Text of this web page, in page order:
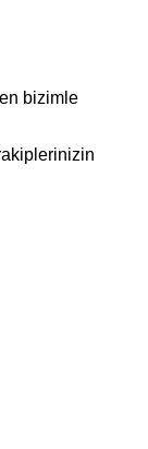
bizimle